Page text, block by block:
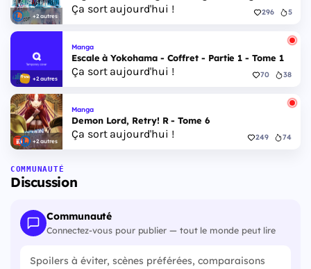
+2 autres
Ça sort aujourd'hui ! 296 5
+2 autres
Manga
Escale à Yokohama - Coffret - Partie 1 - Tome 1
Ça sort aujourd'hui ! 70 38
+2 autres
Manga
Demon Lord, Retry! R - Tome 6
Ça sort aujourd'hui ! 249 74
COMMUNAUTÉ
Discussion
Communauté
Connectez-vous pour publier — tout le monde peut lire